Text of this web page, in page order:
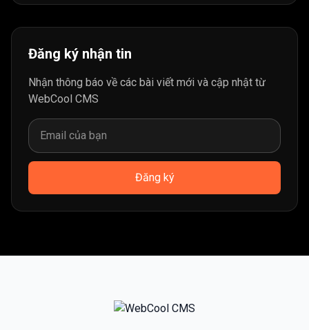
Đăng ký nhận tin
Nhận thông báo về các bài viết mới và cập nhật từ
WebCool CMS
Đăng ký